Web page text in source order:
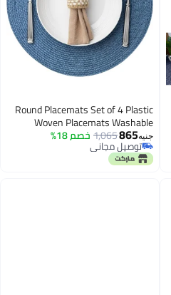
Round Placemats Set of 4 Plastic
Woven Placemats Washable
Wipeable Table Mats for Dining
Table Heat Resistant Non-Slip
Circle Place Mats (Royal Blue)
جنيه865
1,065خصم 18%
توصيل مجاني
توصيل مجاني